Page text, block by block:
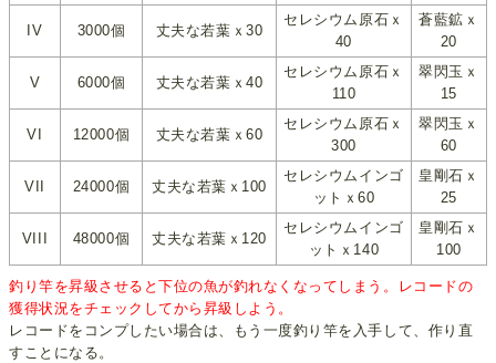
IV 3000個 丈夫な若葉ｘ30
セレシウム原石ｘ
40
蒼藍鉱ｘ
20
V 6000個 丈夫な若葉ｘ40
セレシウム原石ｘ
110
翠閃玉ｘ
15
VI 12000個 丈夫な若葉ｘ60
セレシウム原石ｘ
300
翠閃玉ｘ
60
VII 24000個 丈夫な若葉ｘ100
セレシウムインゴ
ットｘ60
皇剛石ｘ
25
VIII 48000個 丈夫な若葉ｘ120
セレシウムインゴ
ットｘ140
皇剛石ｘ
100
釣り竿を昇級させると下位の魚が釣れなくなってしまう。レコードの
獲得状況をチェックしてから昇級しよう。
レコードをコンプしたい場合は、もう一度釣り竿を入手して、作り直
すことになる。